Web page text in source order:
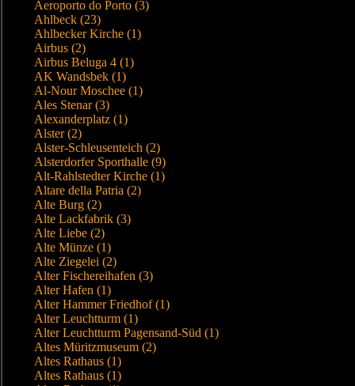
Aeroporto do Porto (3)
Ahlbeck (23)
Ahlbecker Kirche (1)
Airbus (2)
Airbus Beluga 4 (1)
AK Wandsbek (1)
Al-Nour Moschee (1)
Ales Stenar (3)
Alexanderplatz (1)
Alster (2)
Alster-Schleusenteich (2)
Alsterdorfer Sporthalle (9)
Alt-Rahlstedter Kirche (1)
Altare della Patria (2)
Alte Burg (2)
Alte Lackfabrik (3)
Alte Liebe (2)
Alte Münze (1)
Alte Ziegelei (2)
Alter Fischereihafen (3)
Alter Hafen (1)
Alter Hammer Friedhof (1)
Alter Leuchtturm (1)
Alter Leuchtturm Pagensand-Süd (1)
Altes Müritzmuseum (2)
Altes Rathaus (1)
Altes Rathaus (1)